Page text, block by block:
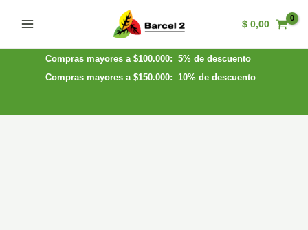
Menu
$ 0,00
Compras mayores a $100.000: 5% de descuento
Compras mayores a $150.000: 10% de descuento